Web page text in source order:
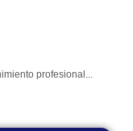
profesional...